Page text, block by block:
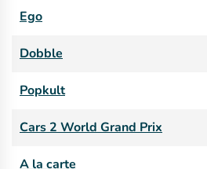
Ego
Dobble
Popkult
Cars 2 World Grand Prix
A la carte